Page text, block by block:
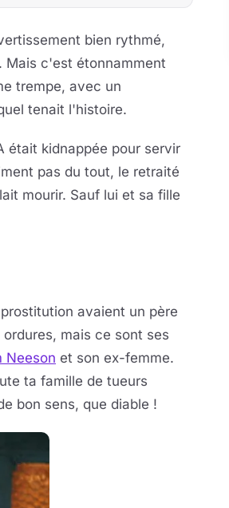
bien rythmé,
Mais c'est étonnamment
trempe, avec un
tenait l'histoire.
était kidnappée pour servir
pas du tout, le retraité
mourir. Sauf lui et sa fille
avaient un père
mais ce sont ses
Neeson et son ex-femme.
ta famille de tueurs
bon sens, que diable !